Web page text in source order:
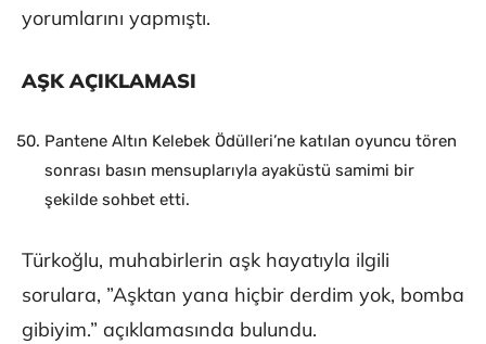
yorumlarını yapmıştı.
AŞK AÇIKLAMASI
Pantene Altın Kelebek Ödülleri’ne katılan oyuncu tören
sonrası basın mensuplarıyla ayaküstü samimi bir
şekilde sohbet etti.
Türkoğlu, muhabirlerin aşk hayatıyla ilgili
sorulara, ”Aşktan yana hiçbir derdim yok, bomba
gibiyim.” açıklamasında bulundu.